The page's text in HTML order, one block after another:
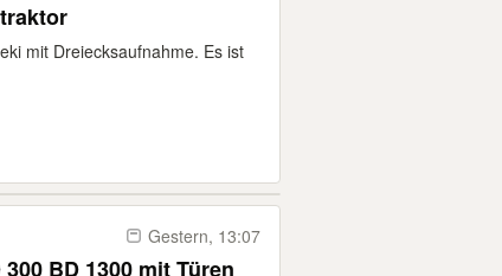
mit Dreiecksaufnahme. Es ist
Gestern, 13:07
BD 1300 mit Türen